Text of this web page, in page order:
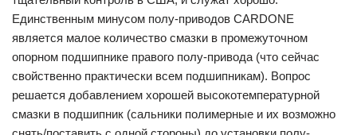
Единственным минусом полу-приводов CARDONE
является малое количество смазки в промежуточном
опорном подшипнике правого полу-привода (что сейчас
свойственно практически всем подшипникам). Вопрос
решается добавлением хорошей высокотемпературной
смазки в подшипник (сальники полимерные и их возможно